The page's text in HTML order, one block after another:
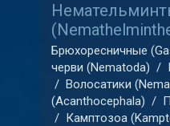
Брюхоресничные
черви (Nematoda) /
/ Волосатики
(Acanthocephala) /
/ Камптозоа